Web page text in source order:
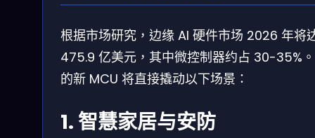
根据市场研究，边缘 AI 硬件市场 2026 年将
475.9 亿美元，其中微控制器约占 30-35%
的新 MCU 将直接撬动以下场景：
1. 智慧家居与安防